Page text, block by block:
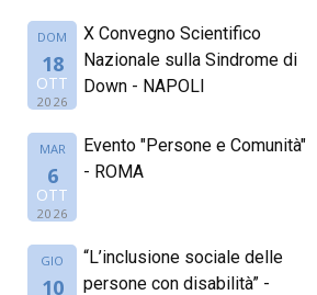
DOM
18
OTT
2026
X Convegno Scientifico
Nazionale sulla Sindrome di
Down - NAPOLI
MAR
6
OTT
2026
Evento "Persone e Comunità"
- ROMA
GIO
10
“L’inclusione sociale delle
persone con disabilità” -